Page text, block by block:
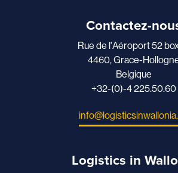
Contactez-
Rue de l'Aéroport 52
4460, Grace-
Belgique
+32-(0)-4 225.50.60
Logistics in